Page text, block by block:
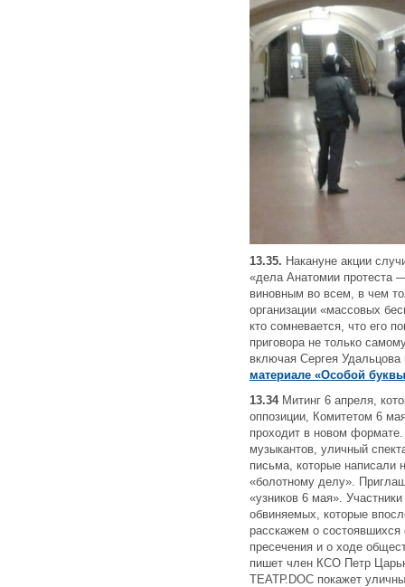
13.35. Накануне акции
«дела Анатомии протеста
виновным во всем, в чем
организации «массовых
кто сомневается, что его
приговора не только
включая Сергея
материале «Особой
13.34Митинг 6 апреля,
оппозиции, Комитетом 6
проходит в новом
музыкантов, уличный
письма, которые написали
«болотному делу».
«узников 6 мая».
обвиняемых, которые
расскажем о
пресечения и о ходе
пишет член КСО Петр
ТЕАТР.DOC покажет